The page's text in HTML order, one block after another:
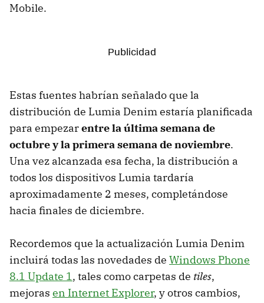
Mobile.
Estas fuentes habrían señalado que la
distribución de Lumia Denim estaría planificada
para empezarentre la última semana de
octubre y la primera semana de noviembre.
Una vez alcanzada esa fecha, la distribución a
todos los dispositivos Lumia tardaría
aproximadamente 2 meses, completándose
hacia finales de diciembre.
Recordemos que la actualización Lumia Denim
incluirá todas las novedades de Windows Phone
8.1 Update 1, tales como carpetas de tiles,
mejoras en Internet Explorer, y otros cambios,